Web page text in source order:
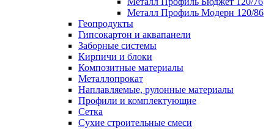
Металл Профиль Модерн 120/86
Геопродукты
Гипсокартон и аквапанели
Заборные системы
Кирпичи и блоки
Композитные материалы
Металлопрокат
Наплавляемые, рулонные материалы
Профили и комплектующие
Сетка
Сухие строительные смеси